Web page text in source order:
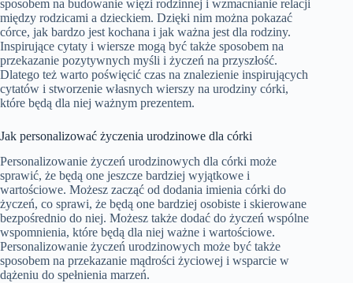
sposobem na budowanie więzi rodzinnej i wzmacnianie relacji
między rodzicami a dzieckiem. Dzięki nim można pokazać
córce, jak bardzo jest kochana i jak ważna jest dla rodziny.
Inspirujące cytaty i wiersze mogą być także sposobem na
przekazanie pozytywnych myśli i życzeń na przyszłość.
Dlatego też warto poświęcić czas na znalezienie inspirujących
cytatów i stworzenie własnych wierszy na urodziny córki,
które będą dla niej ważnym prezentem.
Jak personalizować życzenia urodzinowe dla córki
Personalizowanie życzeń urodzinowych dla córki może
sprawić, że będą one jeszcze bardziej wyjątkowe i
wartościowe. Możesz zacząć od dodania imienia córki do
życzeń, co sprawi, że będą one bardziej osobiste i skierowane
bezpośrednio do niej. Możesz także dodać do życzeń wspólne
wspomnienia, które będą dla niej ważne i wartościowe.
Personalizowanie życzeń urodzinowych może być także
sposobem na przekazanie mądrości życiowej i wsparcie w
dążeniu do spełnienia marzeń.